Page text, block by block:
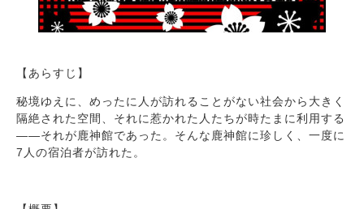
【あらすじ】
秘境ゆえに、めったに人が訪れることがない社会から大きく
隔絶された空間、それに惹かれた人たちが時たまに利用する
――それが鹿神館であった。そんな鹿神館に珍しく、一度に
7人の宿泊者が訪れた。